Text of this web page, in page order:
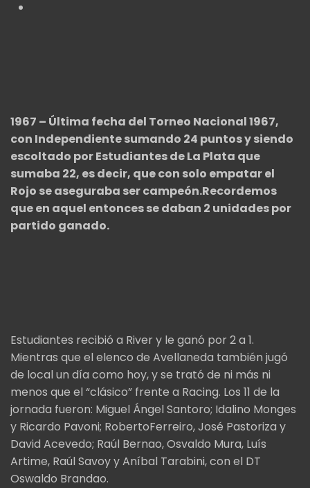
1967 – Última fecha del Torneo Nacional 1967,
con Independiente sumando 24 puntos y siendo
escoltado por Estudiantes de La Plata que
sumaba 22, es decir, que con solo empatar el
Rojo se aseguraba ser campeón.Recordemos
que en aquel entonces se daban 2 unidades por
partido ganado.
Estudiantes recibió a River y le ganó por 2 a 1.
Mientras que el elenco de Avellaneda también jugó
de local un día como hoy, y se trató de ni más ni
menos que el “clásico” frente a Racing. Los 11 de la
jornada fueron: Miguel Ángel Santoro; Idalino Monges
y Ricardo Pavoni; RobertoFerreiro, José Pastoriza y
David Acevedo; Raúl Bernao, Osvaldo Mura, Luís
Artime, Raúl Savoy y Aníbal Tarabini, con el DT
Oswaldo Brandao.